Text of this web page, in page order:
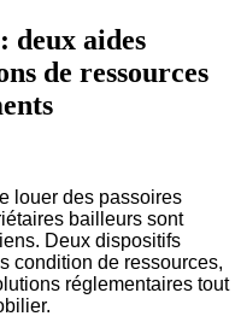
deux aides
de ressources
louer des passoires
bailleurs sont
Deux dispositifs
condition de ressources,
réglementaires tout